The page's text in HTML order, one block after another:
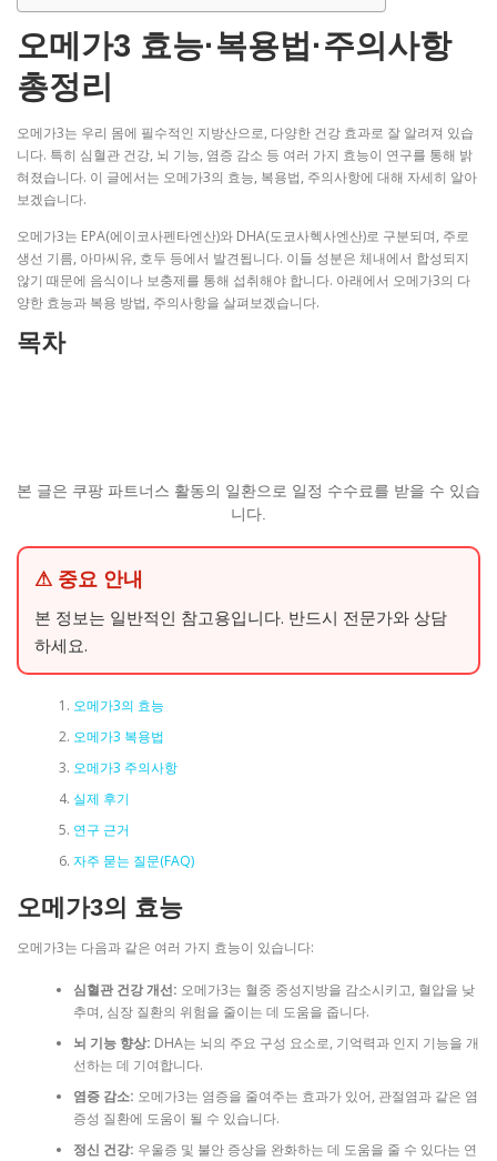
오메가3 효능·복용법·주의사항
총정리
오메가3는 우리 몸에 필수적인 지방산으로, 다양한 건강 효과로 잘 알려져 있습
니다. 특히 심혈관 건강, 뇌 기능, 염증 감소 등 여러 가지 효능이 연구를 통해 밝
혀졌습니다. 이 글에서는 오메가3의 효능, 복용법, 주의사항에 대해 자세히 알아
보겠습니다.
오메가3는 EPA(에이코사펜타엔산)와 DHA(도코사헥사엔산)로 구분되며, 주로
생선 기름, 아마씨유, 호두 등에서 발견됩니다. 이들 성분은 체내에서 합성되지
않기 때문에 음식이나 보충제를 통해 섭취해야 합니다. 아래에서 오메가3의 다
양한 효능과 복용 방법, 주의사항을 살펴보겠습니다.
목차
본 글은 쿠팡 파트너스 활동의 일환으로 일정 수수료를 받을 수 있습
니다.
⚠ 중요 안내
본 정보는 일반적인 참고용입니다. 반드시 전문가와 상담
하세요.
오메가3의 효능
오메가3 복용법
오메가3 주의사항
실제 후기
연구 근거
자주 묻는 질문(FAQ)
오메가3의 효능
오메가3는 다음과 같은 여러 가지 효능이 있습니다:
심혈관 건강 개선: 오메가3는 혈중 중성지방을 감소시키고, 혈압을 낮
추며, 심장 질환의 위험을 줄이는 데 도움을 줍니다.
뇌 기능 향상: DHA는 뇌의 주요 구성 요소로, 기억력과 인지 기능을 개
선하는 데 기여합니다.
염증 감소: 오메가3는 염증을 줄여주는 효과가 있어, 관절염과 같은 염
증성 질환에 도움이 될 수 있습니다.
정신 건강: 우울증 및 불안 증상을 완화하는 데 도움을 줄 수 있다는 연